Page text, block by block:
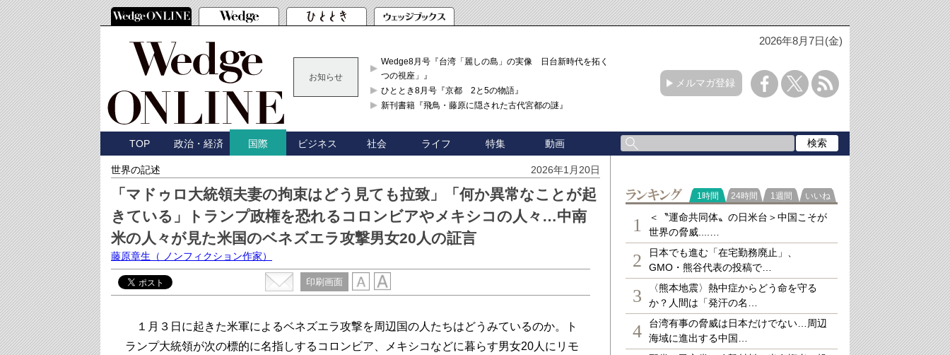
2026年8月7日(金)
お知らせ
Wedge8月号『台湾「麗しの島」の実像 日台新時代を拓く「3
つの視座」』
ひととき8月号『京都 2と5の物語』
新刊書籍『飛鳥・藤原に隠された古代宮都の謎』
メルマガ登録
TOP 政治・経済 国際 ビジネス 社会 ライフ 特集 動画
世界の記述 2026年1月20日
「マドゥロ大統領夫妻の拘束はどう見ても拉致」「何か異常なことが起
きている」トランプ政権を恐れるコロンビアやメキシコの人々…中南
米の人々が見た米国のベネズエラ攻撃男女20人の証言
藤原章生 （ ノンフィクション作家）
印刷画面
１月３日に起きた米軍によるベネズエラ攻撃を周辺国の人たちはどうみているのか。ト
ランプ大統領が次の標的に名指しするコロンビア、メキシコなどに暮らす男女20人にリモ
ランキング
1時間 24時間 1週間 いいね
1
＜〝運命共同体〟の日米台＞中国こそが
世界の脅威....…
2
日本でも進む「在宅勤務廃止」、
GMO・熊谷代表の投稿で…
3
〈熊本地震〉熱中症からどう命を守る
か？人間は「発汗の名…
4
台湾有事の脅威は日本だけでない…周辺
海域に進出する中国…